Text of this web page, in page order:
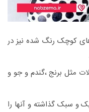
کوچک رنگ شده نیز در
مثل برنج ،گندم و جو و
و سبک گذاشته و آنها را